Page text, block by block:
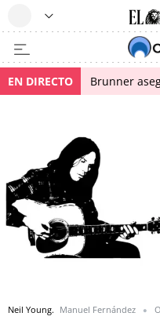
EN DIRECTO Brunner
Neil Young. Manuel Fernández